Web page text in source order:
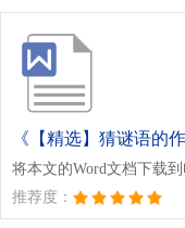
《【精选】猜谜语的
将本文的Word文档下载
推荐度：